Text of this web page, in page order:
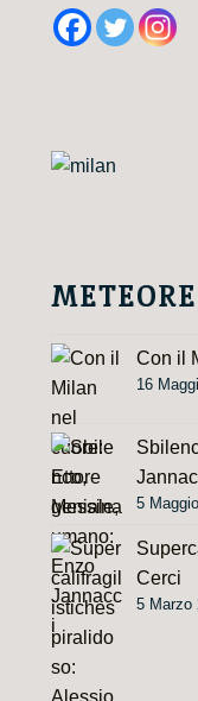
Con il
16
5
Cerci
5 Marzo